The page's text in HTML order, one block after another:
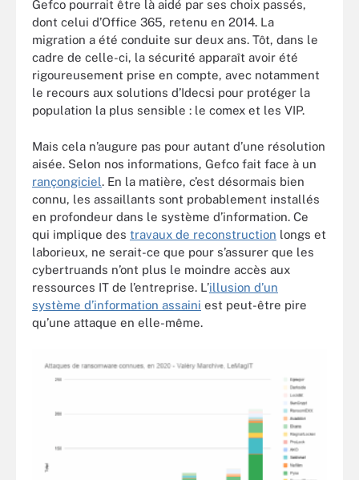
Gefco pourrait être là aidé par ses choix passés,
dont celui d’Office 365, retenu en 2014. La
migration a été conduite sur deux ans. Tôt, dans le
cadre de celle-ci, la sécurité apparaît avoir été
rigoureusement prise en compte, avec notamment
le recours aux solutions d’Idecsi pour protéger la
population la plus sensible : le comex et les VIP.
Mais cela n’augure pas pour autant d’une résolution
aisée. Selon nos informations, Gefco fait face à un
rançongiciel. En la matière, c’est désormais bien
connu, les assaillants sont probablement installés
en profondeur dans le système d’information. Ce
qui implique des travaux de reconstruction longs et
laborieux, ne serait-ce que pour s’assurer que les
cybertruands n’ont plus le moindre accès aux
ressources IT de l’entreprise. L’illusion d’un
système d’information assaini est peut-être pire
qu’une attaque en elle-même.